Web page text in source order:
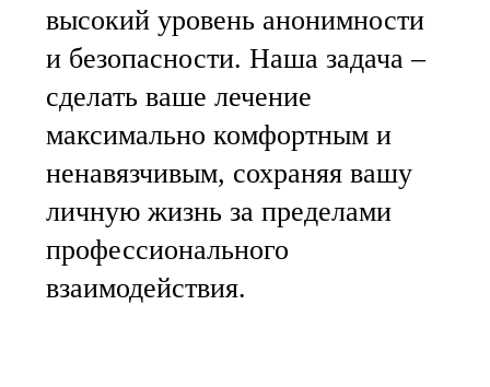
высокий уровень анонимности
и безопасности. Наша задача –
сделать ваше лечение
максимально комфортным и
ненавязчивым, сохраняя вашу
личную жизнь за пределами
профессионального
взаимодействия.